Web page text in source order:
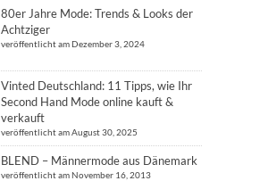
80er Jahre Mode: Trends & Looks der
Achtziger
veröffentlicht am Dezember 3, 2024
Vinted Deutschland: 11 Tipps, wie Ihr
Second Hand Mode online kauft &
verkauft
veröffentlicht am August 30, 2025
BLEND – Männermode aus Dänemark
veröffentlicht am November 16, 2013